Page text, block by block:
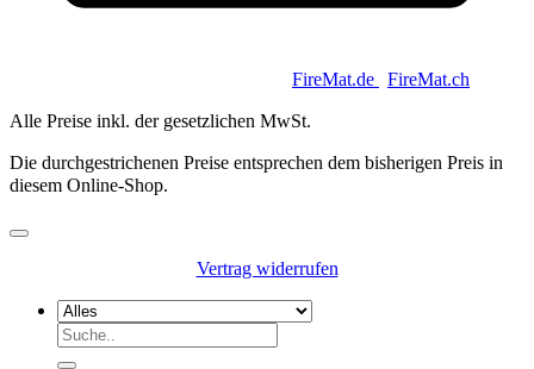
FireMat.de FireMat.ch
Alle Preise inkl. der gesetzlichen MwSt.
Die durchgestrichenen Preise entsprechen dem bisherigen Preis in
diesem Online-Shop.
Vertrag widerrufen
Suchen